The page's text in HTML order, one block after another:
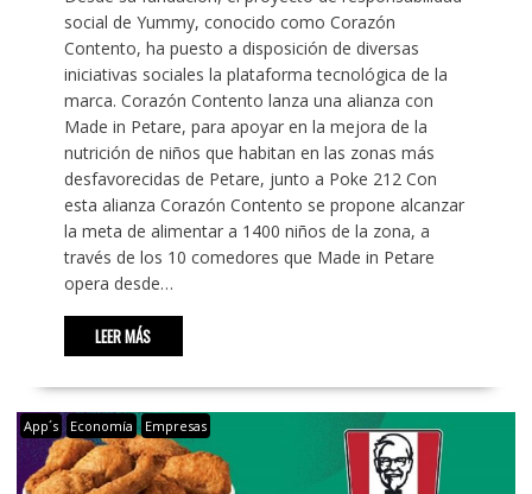
social de Yummy, conocido como Corazón
Contento, ha puesto a disposición de diversas
iniciativas sociales la plataforma tecnológica de la
marca. Corazón Contento lanza una alianza con
Made in Petare, para apoyar en la mejora de la
nutrición de niños que habitan en las zonas más
desfavorecidas de Petare, junto a Poke 212 Con
esta alianza Corazón Contento se propone alcanzar
la meta de alimentar a 1400 niños de la zona, a
través de los 10 comedores que Made in Petare
opera desde…
LEER MÁS
App´s Economía Empresas